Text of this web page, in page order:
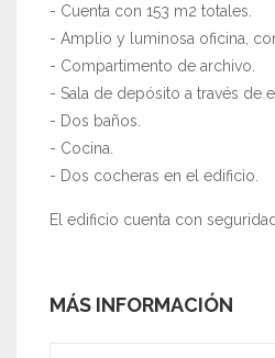
- Cuenta con 153 m2 totales.
- Amplio y luminosa oficina,
- Compartimento de archivo.
- Sala de depósito a través de
- Dos baños.
- Cocina.
- Dos cocheras en el edificio.
El edificio cuenta con
MÁS INFORMACIÓN